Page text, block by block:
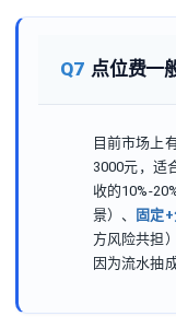
Q7 点位费一
目前市场上
3000元，适
收的10%-
景）、
固定
方风险共担
因为流水抽